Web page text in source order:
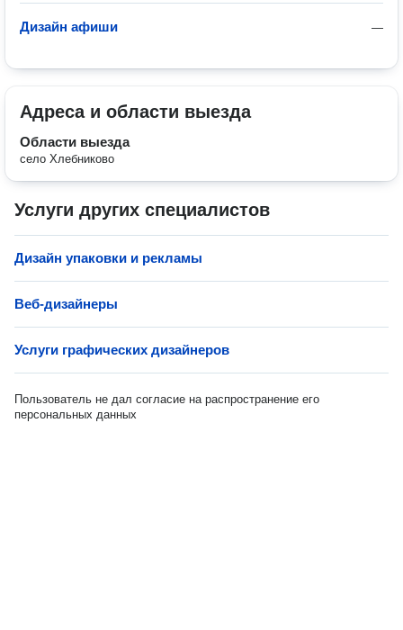
—
Дизайн афиши
Адреса и области выезда
Области выезда
село Хлебниково
Услуги других специалистов
Дизайн упаковки и рекламы
Веб-дизайнеры
Услуги графических дизайнеров
Пользователь не дал согласие на распространение его
персональных данных